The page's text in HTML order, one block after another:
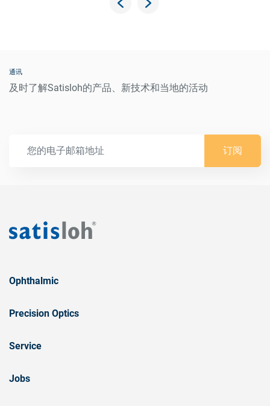
通讯
及时了解Satisloh的产品、新技术和当地的活动
订阅
Ophthalmic
Precision Optics
Service
Jobs